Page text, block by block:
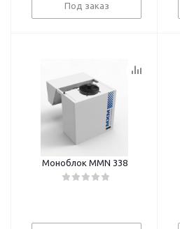
Под заказ
Моноблок MMN 338